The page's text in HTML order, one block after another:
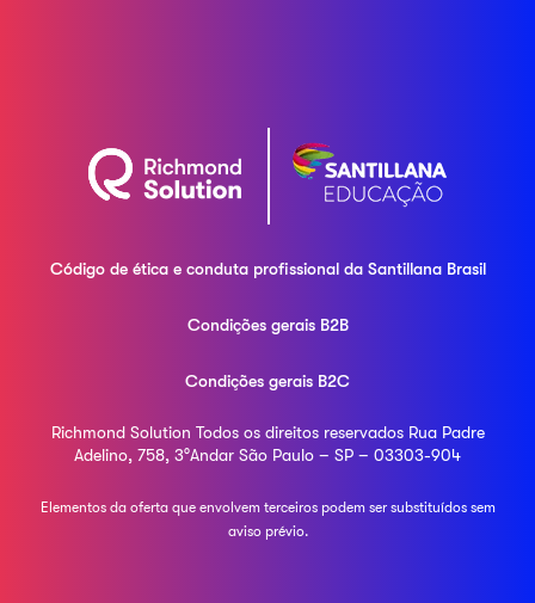
Código de ética e conduta profissional daSantillana Brasil
Condições gerais B2B
Condições gerais B2C
Richmond Solution Todos os direitos reservados Rua Padre
Adelino, 758, 3°Andar São Paulo – SP – 03303-904
Elementos da oferta que envolvem terceiros podem sersubstituídos sem
aviso prévio.